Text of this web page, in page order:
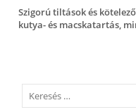
Szigorú tiltások és
kutya- és macskatartás,